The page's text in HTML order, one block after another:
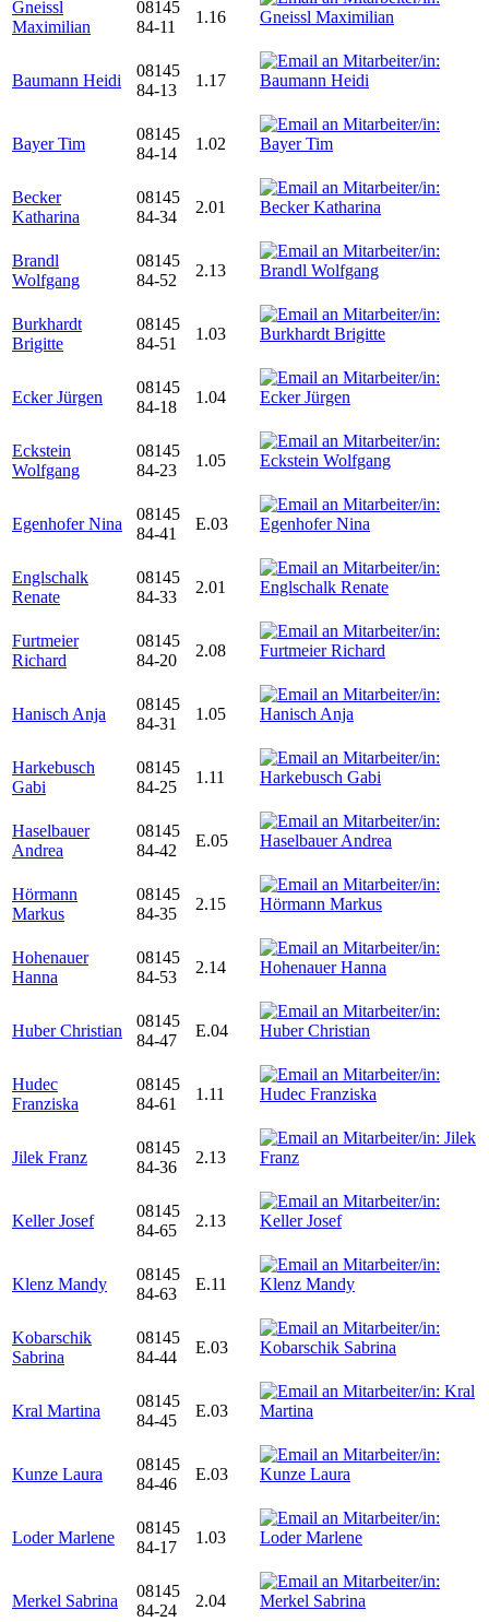
Gneissl
Maximilian
08145
84-11
1.16
Baumann Heidi
08145
84-13
1.17
Bayer Tim
08145
84-14
1.02
Becker
Katharina
08145
84-34
2.01
Brandl
Wolfgang
08145
84-52
2.13
Burkhardt
Brigitte
08145
84-51
1.03
Ecker Jürgen
08145
84-18
1.04
Eckstein
Wolfgang
08145
84-23
1.05
Egenhofer Nina
08145
84-41
E.03
Englschalk
Renate
08145
84-33
2.01
Furtmeier
Richard
08145
84-20
2.08
Hanisch Anja
08145
84-31
1.05
Harkebusch
Gabi
08145
84-25
1.11
Haselbauer
Andrea
08145
84-42
E.05
Hörmann
Markus
08145
84-35
2.15
Hohenauer
Hanna
08145
84-53
2.14
Huber Christian
08145
84-47
E.04
Hudec
Franziska
08145
84-61
1.11
Jilek Franz
08145
84-36
2.13
Keller Josef
08145
84-65
2.13
Klenz Mandy
08145
84-63
E.11
Kobarschik
Sabrina
08145
84-44
E.03
Kral Martina
08145
84-45
E.03
Kunze Laura
08145
84-46
E.03
Loder Marlene
08145
84-17
1.03
Merkel Sabrina
08145
84-24
2.04